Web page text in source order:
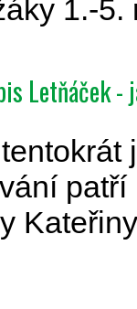
1.-5.
Letňáček -